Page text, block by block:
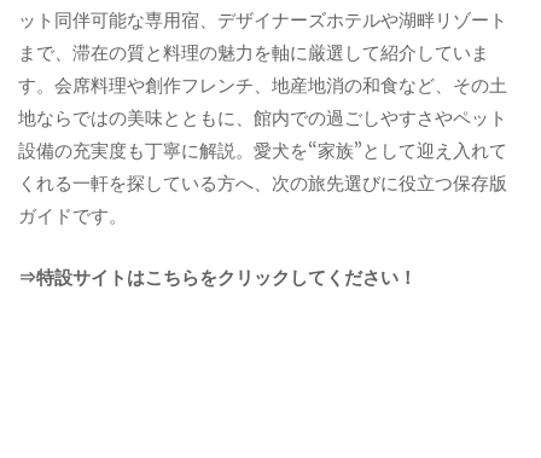
ット同伴可能な専用宿、デザイナーズホテルや湖畔リゾート
まで、滞在の質と料理の魅力を軸に厳選して紹介していま
す。会席料理や創作フレンチ、地産地消の和食など、その土
地ならではの美味とともに、館内での過ごしやすさやペット
設備の充実度も丁寧に解説。愛犬を“家族”として迎え入れて
くれる一軒を探している方へ、次の旅先選びに役立つ保存版
ガイドです。
⇒特設サイトはこちらをクリックしてください！